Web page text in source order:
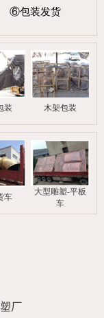
⑥包装发货
装 木架包装
车
大型雕塑-平板
车
厂